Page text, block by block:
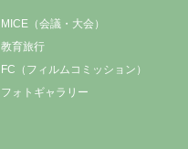
MICE（会議・大会）
教育旅行
FC（フィルムコミッション）
フォトギャラリー